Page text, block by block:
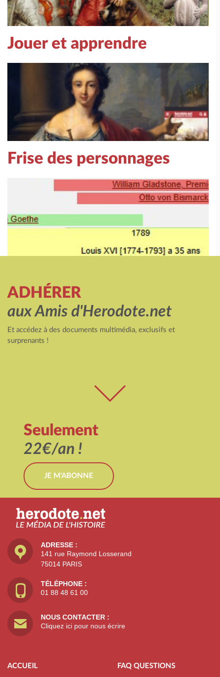
Jouer et apprendre
Frise des personnages
ADHÉRER
aux Amis d'Herodote.net
Et accédez à des documents multimédia, exclusifs et
surprenants !
Seulement
22€/an !
JE M'ABONNE
ADRESSE :
141 rue Raymond Losserand
75014 PARIS
TÉLÉPHONE :
01 88 48 61 00
NOUS CONTACTER :
Cliquez ici pour nous écrire
ACCUEIL FAQ QUESTIONS